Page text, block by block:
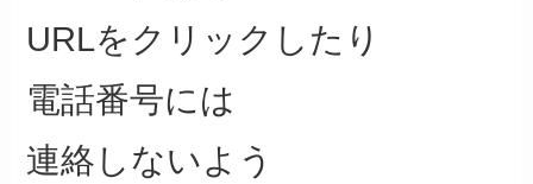
URLをクリックしたり
電話番号には
連絡しないよう